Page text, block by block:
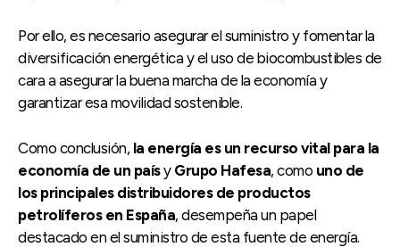
Por ello, es necesario asegurar el suministro y fomentar la
diversificación energética y el uso de biocombustibles de
cara a asegurar la buena marcha de la economía y
garantizar esa movilidad sostenible.
Como conclusión, la energía es un recurso vital para la
economía de un paísy Grupo Hafesa, como uno de
los principales distribuidores de productos
petrolíferos en España, desempeña un papel
destacado en el suministro de esta fuente de energía.